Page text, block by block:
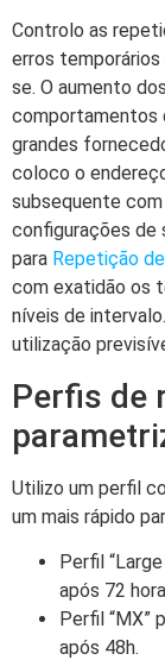
Controlo as
erros temporários
se. O aumento
comportamentos
grandes
coloco o
subsequente com
configurações de
para Repetição
com exatidão os
níveis de
utilização
Perfis de
Utilizo um perfil
um mais rápido
Perfil
após 72
Perfil “MX”
após 48h.